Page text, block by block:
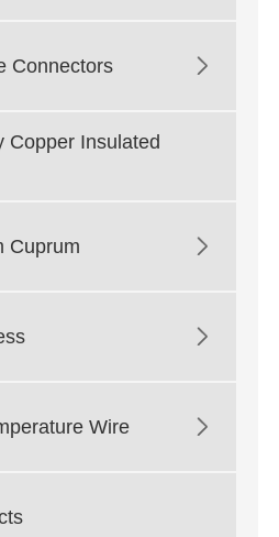
Connectors 
Copper Insulated
Cuprum 

Wire 